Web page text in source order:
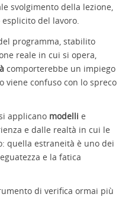
svolgimento della lezione,
del lavoro.
programma, stabilito
reale in cui si opera,
comporterebbe un impiego
viene confuso con lo spreco
applicano modelli e
e dalle realtà in cui le
quella estraneità è uno dei
e la fatica
di verifica ormai più